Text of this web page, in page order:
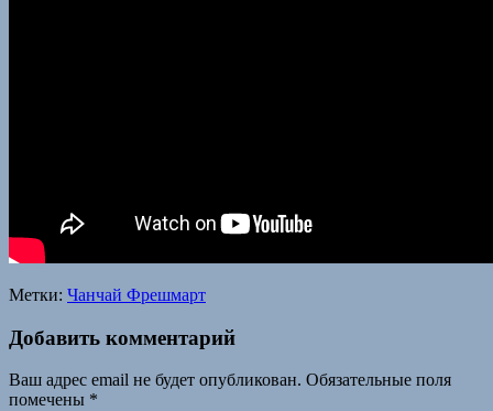
Метки: Чанчай Фрешмарт
Добавить комментарий
Ваш адрес email не будет опубликован. Обязательные поля
помечены *